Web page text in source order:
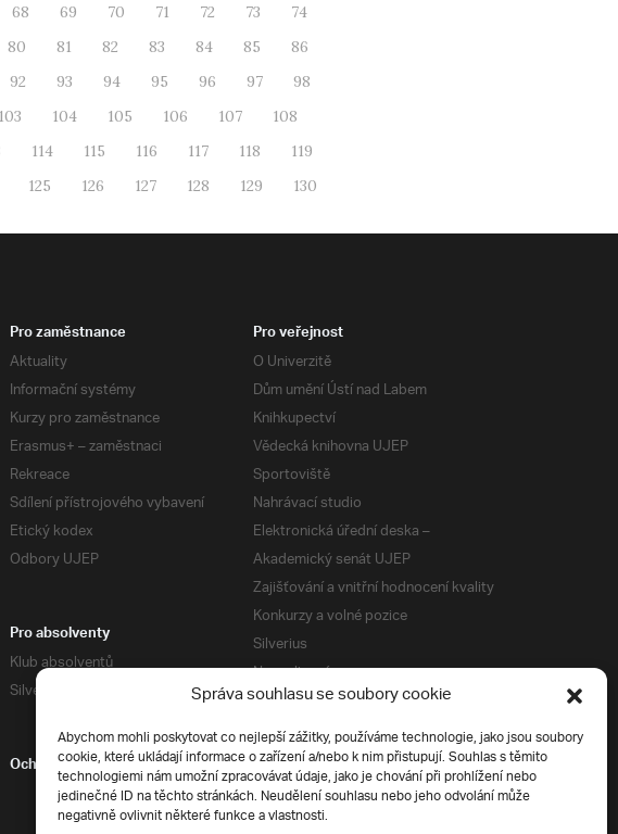
Správa souhlasu se soubory cookie
Abychom mohli poskytovat co nejlepší zážitky, používáme technologie, jako jsou soubory
cookie, které ukládají informace o zařízení a/nebo k nim přistupují. Souhlas s těmito
technologiemi nám umožní zpracovávat údaje, jako je chování při prohlížení nebo
jedinečné ID na těchto stránkách. Neudělení souhlasu nebo jeho odvolání může
negativně ovlivnit některé funkce a vlastnosti.
68 69 70 71 72 73
74
80 81 82 83 84 85
86
92 93 94 95 96 97
98
103 104 105 106 107
108
114 115 116 117 118
119
125 126 127 128 129 130
Pro zaměstnance
Aktuality
Informační systémy
Kurzy pro zaměstnance
Erasmus+ – zaměstnaci
Rekreace
Sdílení přístrojového vybavení
Etický kodex
Odbory UJEP
Pro veřejnost
O Univerzitě
Dům umění Ústí nad Labem
Knihkupectví
Vědecká knihovna UJEP
Sportoviště
Nahrávací studio
Elektronická úřední deska –
Akademický senát UJEP
Zajišťování a vnitřní hodnocení kvality
Konkurzy a volné pozice
Silverius
Napsali o nás
Tiskové zprávy
Pro absolventy
Klub absolventů
Silverius
Ochrana soukromí